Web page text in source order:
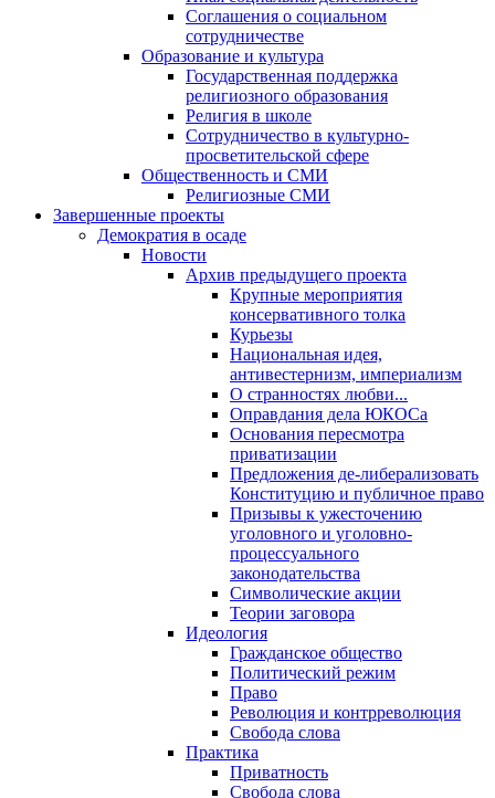
Соглашения о социальном
сотрудничестве
Образование и культура
Государственная поддержка
религиозного образования
Религия в школе
Сотрудничество в культурно-
просветительской сфере
Общественность и СМИ
Религиозные СМИ
Завершенные проекты
Демократия в осаде
Новости
Архив предыдущего проекта
Крупные мероприятия
консервативного толка
Курьезы
Национальная идея,
антивестернизм, империализм
О странностях любви...
Оправдания дела ЮКОСа
Основания пересмотра
приватизации
Предложения де-либерализовать
Конституцию и публичное право
Призывы к ужесточению
уголовного и уголовно-
процессуального
законодательства
Символические акции
Теории заговора
Идеология
Гражданское общество
Политический режим
Право
Революция и контрреволюция
Свобода слова
Практика
Приватность
Свобода слова